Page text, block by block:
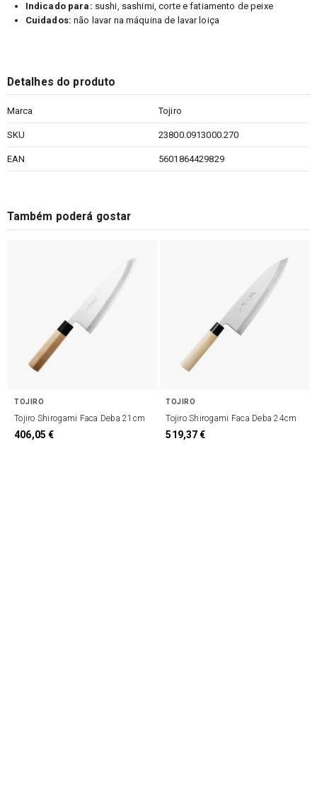
Indicado para: sushi, sashimi, corte e fatiamento de peixe
Cuidados: não lavar na máquina de lavar loiça
Detalhes do produto
Marca Tojiro
SKU 23800.0913000.270
EAN 5601864429829
Também poderá gostar
TOJIRO
Tojiro Shirogami Faca Deba 21cm
406,05 €
TOJIRO
Tojiro Shirogami Faca Deba 24cm
519,37 €